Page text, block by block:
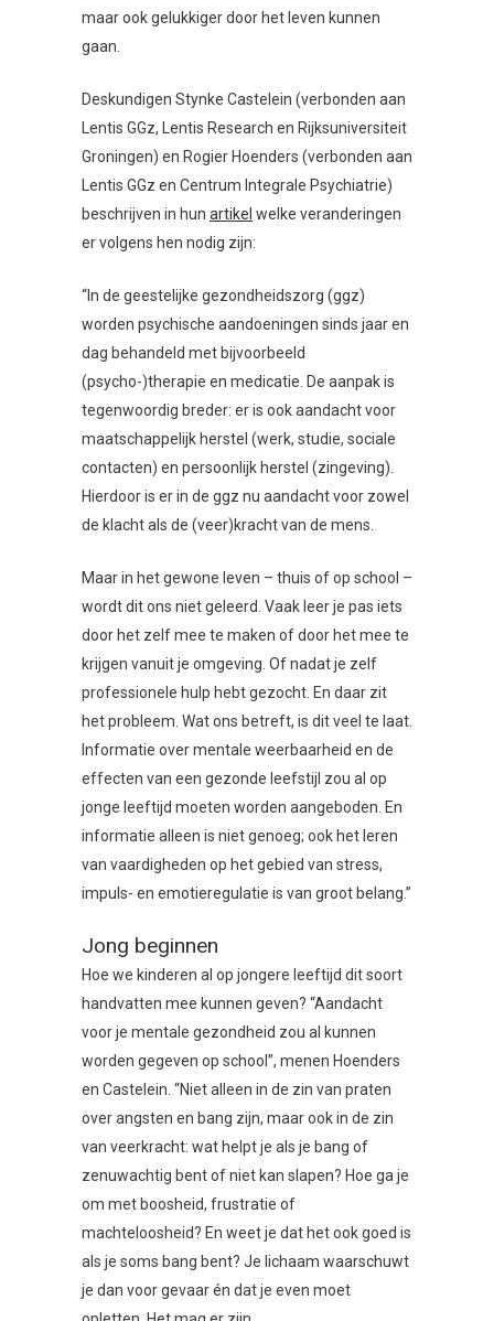
maar ook gelukkiger door het leven kunnen
gaan.
Deskundigen Stynke Castelein (verbonden aan
Lentis GGz, Lentis Research en Rijksuniversiteit
Groningen) en Rogier Hoenders (verbonden aan
Lentis GGz en Centrum Integrale Psychiatrie)
beschrijven in hun artikel welke veranderingen
er volgens hen nodig zijn:
“In de geestelijke gezondheidszorg (ggz)
worden psychische aandoeningen sinds jaar en
dag behandeld met bijvoorbeeld
(psycho-)therapie en medicatie. De aanpak is
tegenwoordig breder: er is ook aandacht voor
maatschappelijk herstel (werk, studie, sociale
contacten) en persoonlijk herstel (zingeving).
Hierdoor is er in de ggz nu aandacht voor zowel
de klacht als de (veer)kracht van de mens.
Maar in het gewone leven – thuis of op school –
wordt dit ons niet geleerd. Vaak leer je pas iets
door het zelf mee te maken of door het mee te
krijgen vanuit je omgeving. Of nadat je zelf
professionele hulp hebt gezocht. En daar zit
het probleem. Wat ons betreft, is dit veel te laat.
Informatie over mentale weerbaarheid en de
effecten van een gezonde leefstijl zou al op
jonge leeftijd moeten worden aangeboden. En
informatie alleen is niet genoeg; ook het leren
van vaardigheden op het gebied van stress,
impuls- en emotieregulatie is van groot belang.”
Jong beginnen
Hoe we kinderen al op jongere leeftijd dit soort
handvatten mee kunnen geven? “Aandacht
voor je mentale gezondheid zou al kunnen
worden gegeven op school”, menen Hoenders
en Castelein. “Niet alleen in de zin van praten
over angsten en bang zijn, maar ook in de zin
van veerkracht: wat helpt je als je bang of
zenuwachtig bent of niet kan slapen? Hoe ga je
om met boosheid, frustratie of
machteloosheid? En weet je dat het ook goed is
als je soms bang bent? Je lichaam waarschuwt
je dan voor gevaar én dat je even moet